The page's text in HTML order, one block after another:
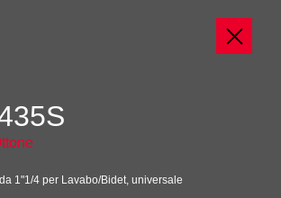
1"1/4 per Lavabo/Bidet, universale